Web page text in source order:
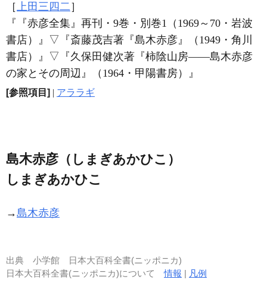
［上田三四二］
『『赤彦全集』再刊・9巻・別巻1（1969～70・岩波
書店）』 ▽ 『斎藤茂吉著『島木赤彦』（1949・角川
書店）』 ▽ 『久保田健次著『柿陰山房――島木赤彦
の家とその周辺』（1964・甲陽書房）』
[参照項目] | アララギ
島木赤彦（しまぎあかひこ）
しまぎあかひこ
→島木赤彦
出典 小学館 日本大百科全書(ニッポニカ)
日本大百科全書(ニッポニカ)について情報 | 凡例